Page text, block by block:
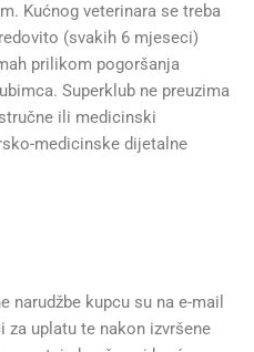
Kućnog veterinara se treba
(svakih 6 mjeseci)
prilikom pogoršanja
Superklub ne preuzima
ili medicinski
medicinske dijetalne
narudžbe kupcu su na e-mail
za uplatu te nakon izvršene